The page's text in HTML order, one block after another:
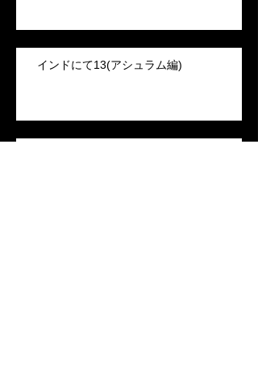
インドにて13(アシュラム編)